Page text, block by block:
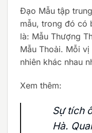
Đạo Mẫu tập
mẫu, trong đó có
là: Mẫu Thượng
Mẫu Thoải. Mỗi
nhiên khác nhau
Xem thêm:
Sự tích
Hà.